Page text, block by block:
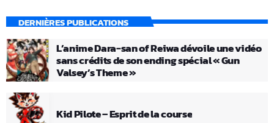
DERNIÈRES PUBLICATIONS
L’anime Dara-san of Reiwa dévoile une vidéo
sans crédits de son ending spécial « Gun
Valsey’s Theme »
Kid Pilote – Esprit de la course